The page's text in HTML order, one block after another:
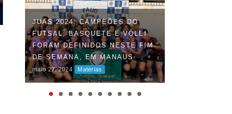
JUAS 2024: CAMPEÕES DO
FUTSAL, BASQUETE E VÔLEI
FORAM DEFINIDOS NESTE FIM
DE SEMANA, EM MANAUS
maio 27, 2024 Matérias